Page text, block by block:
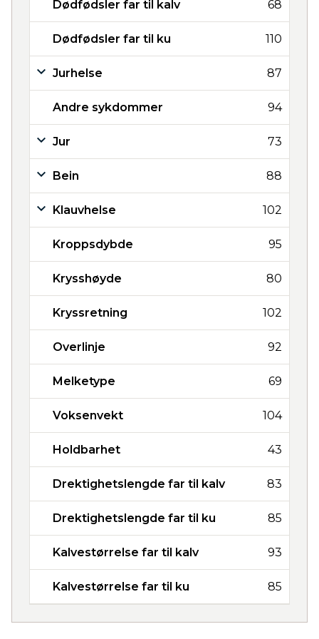
Dødfødsler far til kalv 68
Dødfødsler far til ku 110
Jurhelse 87
Andre sykdommer 94
Jur 73
Bein 88
Klauvhelse 102
Kroppsdybde 95
Krysshøyde 80
Kryssretning 102
Overlinje 92
Melketype 69
Voksenvekt 104
Holdbarhet 43
Drektighetslengde far til kalv 83
Drektighetslengde far til ku 85
Kalvestørrelse far til kalv 93
Kalvestørrelse far til ku 85